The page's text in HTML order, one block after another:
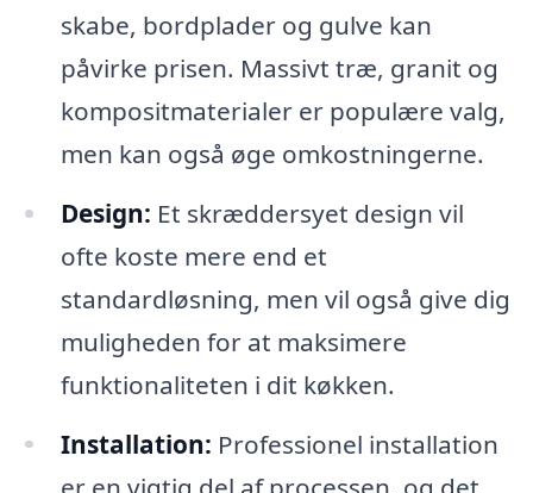
skabe, bordplader og gulve kan
påvirke prisen. Massivt træ, granit og
kompositmaterialer er populære valg,
men kan også øge omkostningerne.
Design: Et skræddersyet design vil
ofte koste mere end et
standardløsning, men vil også give dig
muligheden for at maksimere
funktionaliteten i dit køkken.
Installation: Professionel installation